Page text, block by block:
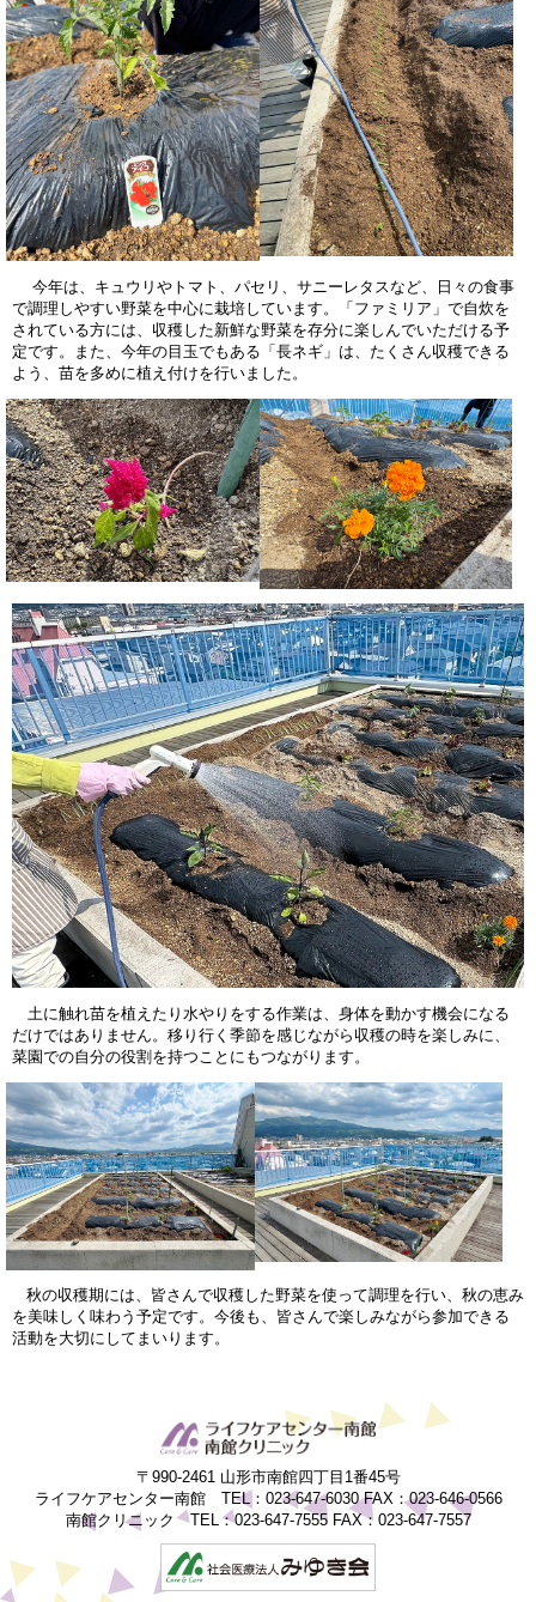
今年は、キュウリやトマト、パセリ、サニーレタスなど、日々の食事
で調理しやすい野菜を中心に栽培しています。「ファミリア」で自炊を
されている方には、収穫した新鮮な野菜を存分に楽しんでいただける予
定です。また、今年の目玉でもある「長ネギ」は、たくさん収穫できる
よう、苗を多めに植え付けを行いました。
土に触れ苗を植えたり水やりをする作業は、身体を動かす機会になる
だけではありません。移り行く季節を感じながら収穫の時を楽しみに、
菜園での自分の役割を持つことにもつながります。
秋の収穫期には、皆さんで収穫した野菜を使って調理を行い、秋の恵み
を美味しく味わう予定です。今後も、皆さんで楽しみながら参加できる
活動を大切にしてまいります。
〒990-2461 山形市南館四丁目1番45号
ライフケアセンター南館 TEL：023-647-6030 FAX：023-646-0566
南館クリニック TEL：023-647-7555 FAX：023-647-7557